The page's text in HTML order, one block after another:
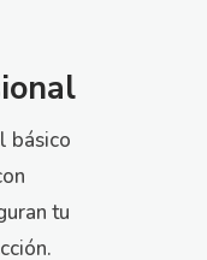
básico
tu